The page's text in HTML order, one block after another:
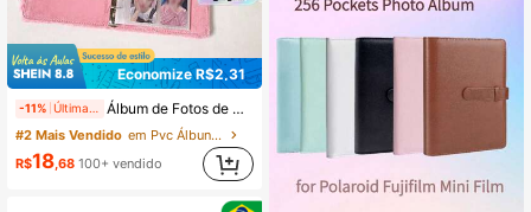
Economize R$2,31
-11% Álbum de Fotos de Pelúcia, Livro de Armazenamento de Cartões Pequenos de Três Polegadas, Álbum de Ídolos Estrelados, Livro de Coleção de Cartões
#2 Mais Vendido
em Pvc Álbuns de fotos
R$18 ,68 100+ vendido